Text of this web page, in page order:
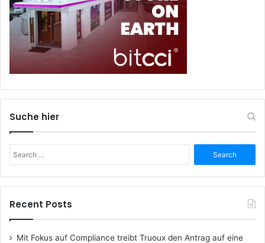
Suche hier
for:
Recent Posts
Mit Fokus auf Compliance treibt Truoux den Antrag auf eine